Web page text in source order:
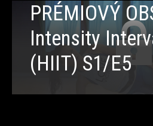
PRÉMIOVÝ
Intensity
(HIIT) S1/E5